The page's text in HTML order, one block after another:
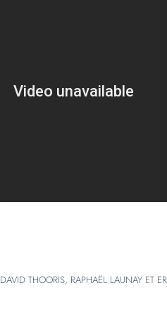
DAVID THOORIS, RAPHAËL LAUNAYET